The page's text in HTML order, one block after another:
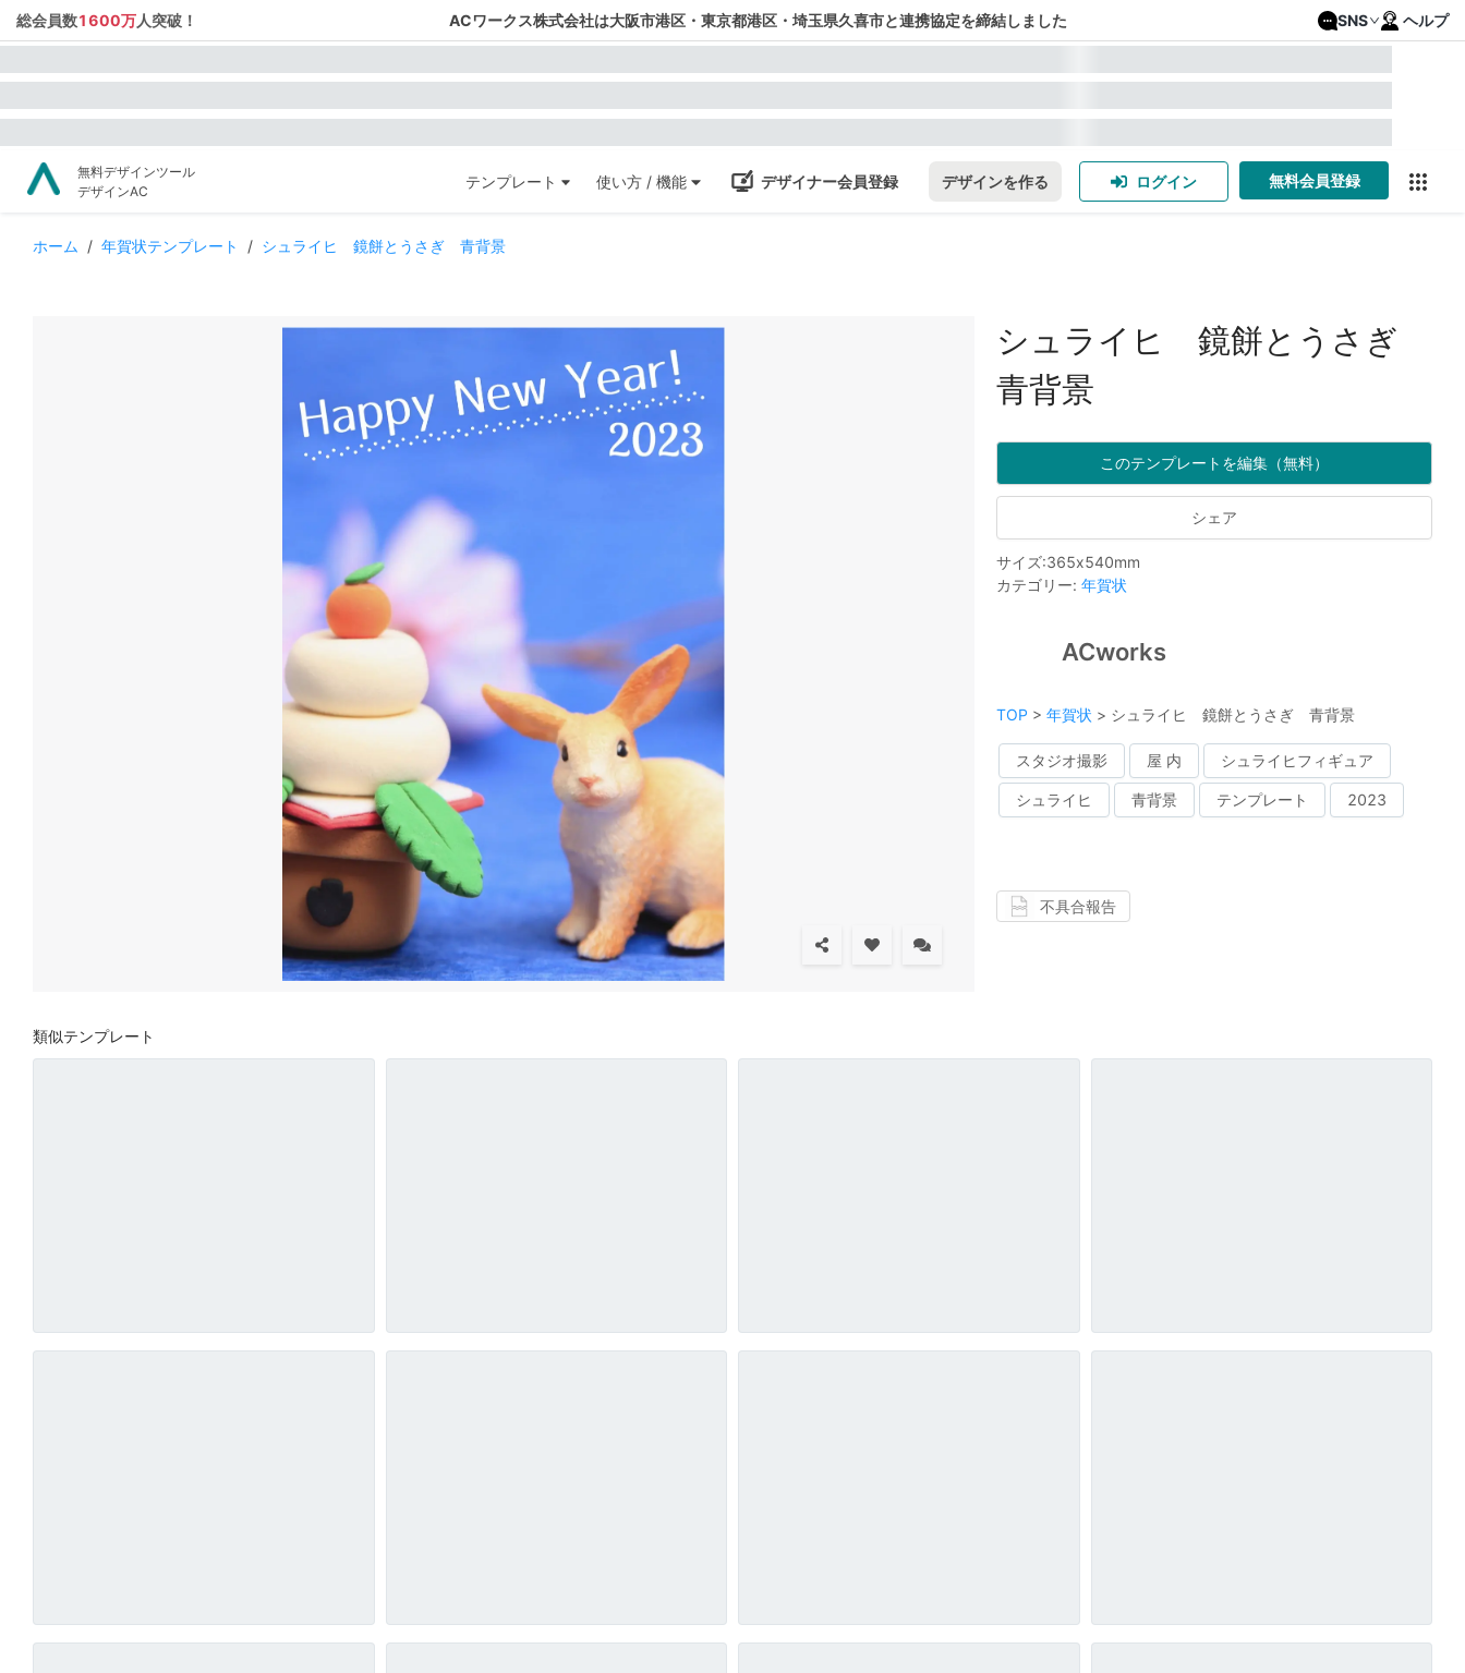
総会員数1600万人突破！ ACワークス株式会社は大阪市港区・東京都港区・埼玉県久喜市と連携協定を締結しました SNS ヘルプ
無料デザインツール
デザインAC
テンプレート 使い方 / 機能 デザイナー会員登録 デザインを作る ログイン 無料会員登録
ホーム / 年賀状テンプレート / シュライヒ 鏡餅とうさぎ 青背景
シュライヒ 鏡餅とうさぎ
青背景
このテンプレートを編集（無料）
シェア
サイズ:365x540mm
カテゴリー: 年賀状
ACworks
TOP > 年賀状 > シュライヒ 鏡餅とうさぎ 青背景
スタジオ撮影 屋 内 シュライヒフィギュア
シュライヒ 青背景 テンプレート 2023
不具合報告
類似テンプレート